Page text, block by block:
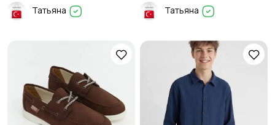
Татьяна Татьяна